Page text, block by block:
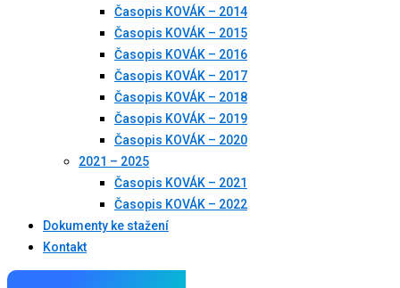
Časopis KOVÁK – 2014
Časopis KOVÁK – 2015
Časopis KOVÁK – 2016
Časopis KOVÁK – 2017
Časopis KOVÁK – 2018
Časopis KOVÁK – 2019
Časopis KOVÁK – 2020
2021 – 2025
Časopis KOVÁK – 2021
Časopis KOVÁK – 2022
Dokumenty ke stažení
Kontakt